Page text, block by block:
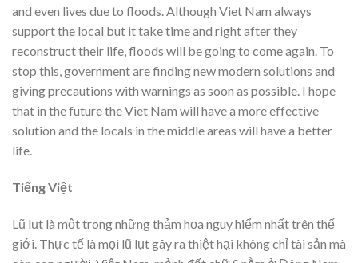
and even lives due to floods. Although Viet Nam always
support the local but it take time and right after they
reconstruct their life, floods will be going to come again. To
stop this, government are finding new modern solutions and
giving precautions with warnings as soon as possible. I hope
that in the future the Viet Nam will have a more effective
solution and the locals in the middle areas will have a better
life.
Tiếng Việt
Lũ lụt là một trong những thảm họa nguy hiểm nhất trên thế
giới. Thực tế là mọi lũ lụt gây ra thiệt hại không chỉ tài sản mà